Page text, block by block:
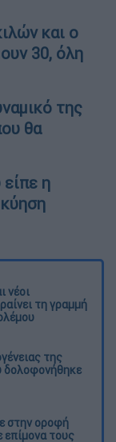
και ο
30, όλη
της
θα
η
νέοι
τη γραμμή
της
δολοφονήθηκε
στην οροφή
επίμονα τους